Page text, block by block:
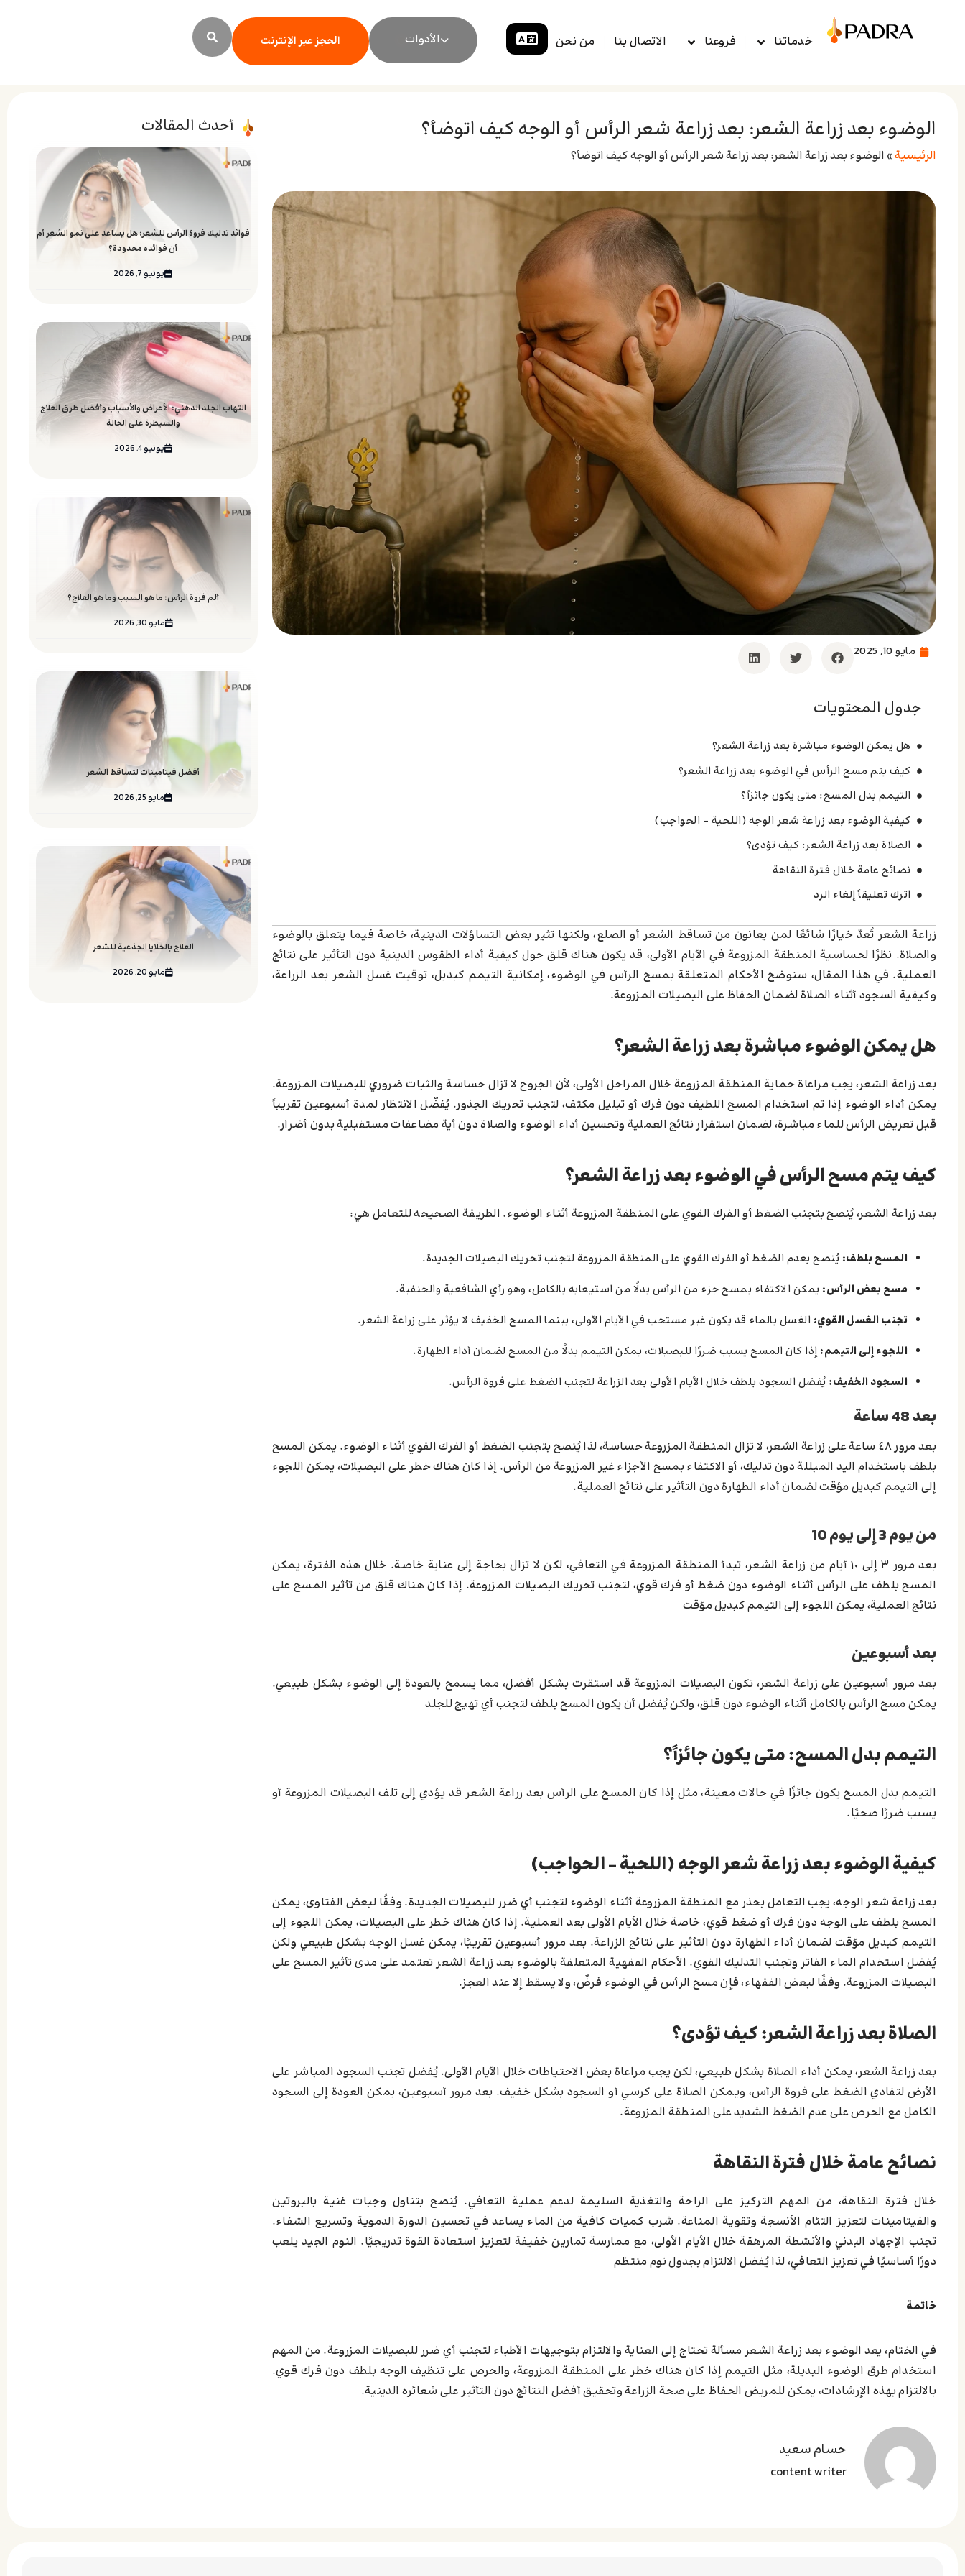
خدماتنا فروعنا الاتصال بنا من نحن الأدوات الحجز عبر الإنترنت
أحدث المقالات
فوائد تدليك فروة الرأس للشعر: هل يساعد على نمو الشعر أم
أن فوائده محدودة؟
يونيو 7, 2026
التهاب الجلد الدهني: الأعراض والأسباب وأفضل طرق العلاج
والسيطرة على الحالة
يونيو 4, 2026
ألم فروة الرأس: ما هو السبب وما هو العلاج؟
مايو 30, 2026
أفضل فيتامينات لتساقط الشعر
مايو 25, 2026
العلاج بالخلايا الجذعية للشعر
مايو 20, 2026
الوضوء بعد زراعة الشعر: بعد زراعة شعر الرأس أو الوجه كيف اتوضأ؟
الرئيسية» الوضوء بعد زراعة الشعر: بعد زراعة شعر الرأس أو الوجه كيف اتوضأ؟
مايو 10, 2025
جدول المحتويات
هل يمكن الوضوء مباشرة بعد زراعة الشعر؟
كيف يتم مسح الرأس في الوضوء بعد زراعة الشعر؟
التيمم بدل المسح: متى يكون جائزاً؟
كيفية الوضوء بعد زراعة شعر الوجه (اللحية – الحواجب)
الصلاة بعد زراعة الشعر: كيف تؤدى؟
نصائح عامة خلال فترة النقاهة
اترك تعليقاً إلغاء الرد
زراعة الشعر تُعدّ خيارًا شائعًا لمن يعانون من تساقط الشعر أو الصلع، ولكنها تثير بعض التساؤلات الدينية، خاصة فيما يتعلق بالوضوء
والصلاة. نظرًا لحساسية المنطقة المزروعة في الأيام الأولى، قد يكون هناك قلق حول كيفية أداء الطقوس الدينية دون التأثير على نتائج
العملية. في هذا المقال، سنوضح الأحكام المتعلقة بمسح الرأس في الوضوء، إمكانية التيمم كبديل، توقيت غسل الشعر بعد الزراعة،
وكيفية السجود أثناء الصلاة لضمان الحفاظ على البصيلات المزروعة.
هل يمكن الوضوء مباشرة بعد زراعة الشعر؟
بعد زراعة الشعر، يجب مراعاة حماية المنطقة المزروعة خلال المراحل الأولى، لأن الجروح لا تزال حساسة والثبات ضروري للبصيلات المزروعة.
يمكن أداء الوضوء إذا تم استخدام المسح اللطيف دون فرك أو تبليل مكثف، لتجنب تحريك الجذور. يُفضّل الانتظار لمدة أسبوعين تقريباً
قبل تعريض الرأس للماء مباشرة، لضمان استقرار نتائج العملية وتحسين أداء الوضوء والصلاة دون أية مضاعفات مستقبلية بدون أضرار.
كيف يتم مسح الرأس في الوضوء بعد زراعة الشعر؟
بعد زراعة الشعر، يُنصح بتجنب الضغط أو الفرك القوي على المنطقة المزروعة أثناء الوضوء. الطريقة الصحيحه للتعامل هي:
المسح بلطف: يُنصح بعدم الضغط أو الفرك القوي على المنطقة المزروعة لتجنب تحريك البصيلات الجديدة.
مسح بعض الرأس: يمكن الاكتفاء بمسح جزء من الرأس بدلًا من استيعابه بالكامل، وهو رأي الشافعية والحنفية.
تجنب الغسل القوي: الغسل بالماء قد يكون غير مستحب في الأيام الأولى، بينما المسح الخفيف لا يؤثر على زراعة الشعر.
اللجوء إلى التيمم: إذا كان المسح يسبب ضررًا للبصيلات، يمكن التيمم بدلًا من المسح لضمان أداء الطهارة.
السجود الخفيف: يُفضل السجود بلطف خلال الأيام الأولى بعد الزراعة لتجنب الضغط على فروة الرأس.
بعد 48 ساعة
بعد مرور ٤٨ ساعة على زراعة الشعر، لا تزال المنطقة المزروعة حساسة، لذا يُنصح بتجنب الضغط أو الفرك القوي أثناء الوضوء. يمكن المسح
بلطف باستخدام اليد المبللة دون تدليك، أو الاكتفاء بمسح الأجزاء غير المزروعة من الرأس. إذا كان هناك خطر على البصيلات، يمكن اللجوء
إلى التيمم كبديل مؤقت لضمان أداء الطهارة دون التأثير على نتائج العملية.
من يوم 3 إلى يوم 10
بعد مرور ٣ إلى ١٠ أيام من زراعة الشعر، تبدأ المنطقة المزروعة في التعافي، لكن لا تزال بحاجة إلى عناية خاصة. خلال هذه الفترة، يمكن
المسح بلطف على الرأس أثناء الوضوء دون ضغط أو فرك قوي، لتجنب تحريك البصيلات المزروعة. إذا كان هناك قلق من تأثير المسح على
نتائج العملية، يمكن اللجوء إلى التيمم كبديل مؤقت
بعد أسبوعين
بعد مرور أسبوعين على زراعة الشعر، تكون البصيلات المزروعة قد استقرت بشكل أفضل، مما يسمح بالعودة إلى الوضوء بشكل طبيعي.
يمكن مسح الرأس بالكامل أثناء الوضوء دون قلق، ولكن يُفضل أن يكون المسح بلطف لتجنب أي تهيج للجلد
التيمم بدل المسح: متى يكون جائزاً؟
التيمم بدل المسح يكون جائزًا في حالات معينة، مثل إذا كان المسح على الرأس بعد زراعة الشعر قد يؤدي إلى تلف البصيلات المزروعة أو
يسبب ضررًا صحيًا.
كيفية الوضوء بعد زراعة شعر الوجه (اللحية – الحواجب)
بعد زراعة شعر الوجه، يجب التعامل بحذر مع المنطقة المزروعة أثناء الوضوء لتجنب أي ضرر للبصيلات الجديدة. وفقًا لبعض الفتاوى، يمكن
المسح بلطف على الوجه دون فرك أو ضغط قوي، خاصة خلال الأيام الأولى بعد العملية. إذا كان هناك خطر على البصيلات، يمكن اللجوء إلى
التيمم كبديل مؤقت لضمان أداء الطهارة دون التأثير على نتائج الزراعة. بعد مرور أسبوعين تقريبًا، يمكن غسل الوجه بشكل طبيعي ولكن
يُفضل استخدام الماء الفاتر وتجنب التدليك القوي. الأحكام الفقهية المتعلقة بالوضوء بعد زراعة الشعر تعتمد على مدى تأثير المسح على
البصيلات المزروعة. وفقًا لبعض الفقهاء، فإن مسح الرأس في الوضوء فرضٌ، ولا يسقط إلا عند العجز.
الصلاة بعد زراعة الشعر: كيف تؤدى؟
بعد زراعة الشعر، يمكن أداء الصلاة بشكل طبيعي، لكن يجب مراعاة بعض الاحتياطات خلال الأيام الأولى. يُفضل تجنب السجود المباشر على
الأرض لتفادي الضغط على فروة الرأس، ويمكن الصلاة على كرسي أو السجود بشكل خفيف. بعد مرور أسبوعين، يمكن العودة إلى السجود
الكامل مع الحرص على عدم الضغط الشديد على المنطقة المزروعة.
نصائح عامة خلال فترة النقاهة
خلال فترة النقاهة، من المهم التركيز على الراحة والتغذية السليمة لدعم عملية التعافي. يُنصح بتناول وجبات غنية بالبروتين
والفيتامينات لتعزيز التئام الأنسجة وتقوية المناعة. شرب كميات كافية من الماء يساعد في تحسين الدورة الدموية وتسريع الشفاء.
تجنب الإجهاد البدني والأنشطة المرهقة خلال الأيام الأولى، مع ممارسة تمارين خفيفة لتعزيز استعادة القوة تدريجيًا. النوم الجيد يلعب
دورًا أساسيًا في تعزيز التعافي، لذا يُفضل الالتزام بجدول نوم منتظم
خاتمة
في الختام، يعد الوضوء بعد زراعة الشعر مسألة تحتاج إلى العناية والالتزام بتوجيهات الأطباء لتجنب أي ضرر للبصيلات المزروعة. من المهم
استخدام طرق الوضوء البديلة، مثل التيمم إذا كان هناك خطر على المنطقة المزروعة، والحرص على تنظيف الوجه بلطف دون فرك قوي.
بالالتزام بهذه الإرشادات، يمكن للمريض الحفاظ على صحة الزراعة وتحقيق أفضل النتائج دون التأثير على شعائره الدينية.
حسام سعید
content writer